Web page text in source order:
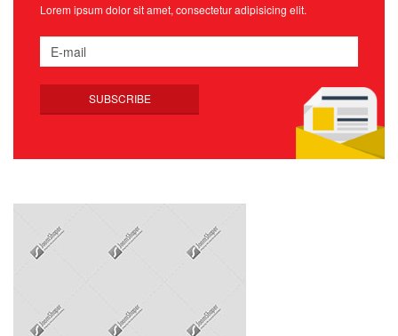
Lorem ipsum dolor sit amet, consectetur adipisicing elit.